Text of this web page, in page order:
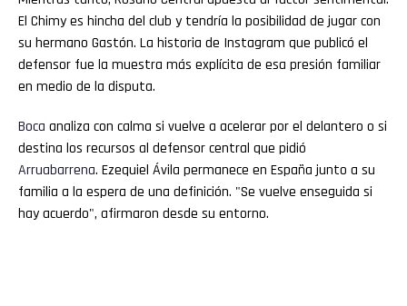
El Chimy es hincha del club y tendría la posibilidad de jugar con
su hermano Gastón. La historia de Instagram que publicó el
defensor fue la muestra más explícita de esa presión familiar
en medio de la disputa.
Boca analiza con calma si vuelve a acelerar por el delantero o si
destina los recursos al defensor central que pidió
Arruabarrena. Ezequiel Ávila permanece en España junto a su
familia a la espera de una definición. "Se vuelve enseguida si
hay acuerdo", afirmaron desde su entorno.